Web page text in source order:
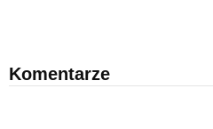
Komentarze